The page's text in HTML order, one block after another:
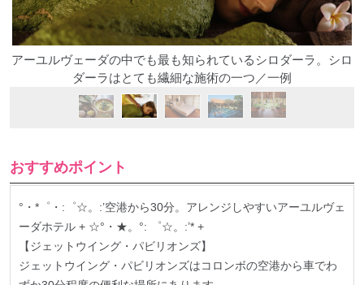
アーユルヴェーダの中でも最も知られているシロダーラ。シロ
ダーラはとても繊細な施術の一つ／一例
おすすめポイント
°・*゜・:゜☆。:’空港から30分。アレンジしやすいアーユルヴェ
ーダホテル + ☆°・★。°: ゜☆。:’* +
【ジェットウイング・パビリオンズ】
ジェットウイング・パビリオンズはコロンボの空港から車でわ